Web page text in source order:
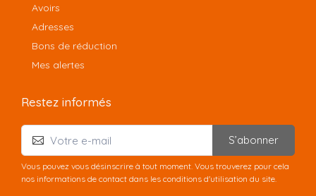
Avoirs
Adresses
Bons de réduction
Mes alertes
Restez informés
S’abonner
Vous pouvez vous désinscrire à tout moment. Vous trouverez pour cela
nos informations de contact dans les conditions d'utilisation du site.